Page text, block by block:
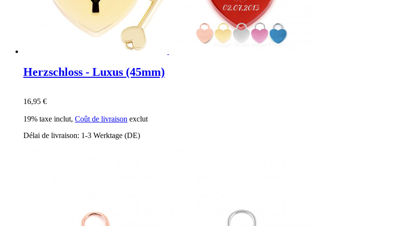
Herzschloss - Luxus (45mm)
16,95 €
19% taxe inclut, Coût de livraison exclut
Délai de livraison: 1-3 Werktage (DE)